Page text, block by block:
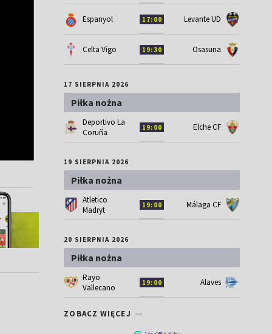
Espanyol 17:00 Levante UD
Celta Vigo 19:30 Osasuna
17 SIERPNIA 2026
Piłka nożna
Deportivo La
Coruña
19:00 Elche CF
19 SIERPNIA 2026
Piłka nożna
Atletico
Madryt
19:00 Málaga CF
20 SIERPNIA 2026
Piłka nożna
Rayo
Vallecano
19:00 Alaves
ZOBACZ WIĘCEJ